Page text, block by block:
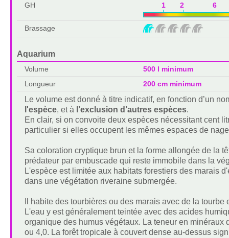
GH 1 2 6
Brassage
Aquarium
Volume
500 l minimum
Longueur
200 cm minimum
Le volume est donné à titre indicatif, en fonction d’un
l'espèce, et à l’exclusion d’autres espèces.
En clair, si on convoite deux espèces nécessitant cent
particulier si elles occupent les mêmes espaces de
Sa coloration cryptique brun et la forme allongée de la
prédateur par embuscade qui reste immobile dans la
L'espèce est limitée aux habitats forestiers des marais
dans une végétation riveraine submergée.
Il habite des tourbières ou des marais avec de la
L'eau y est généralement teintée avec des acides
organique des humus végétaux. La teneur en
ou 4,0. La forêt tropicale à couvert dense au-dessus